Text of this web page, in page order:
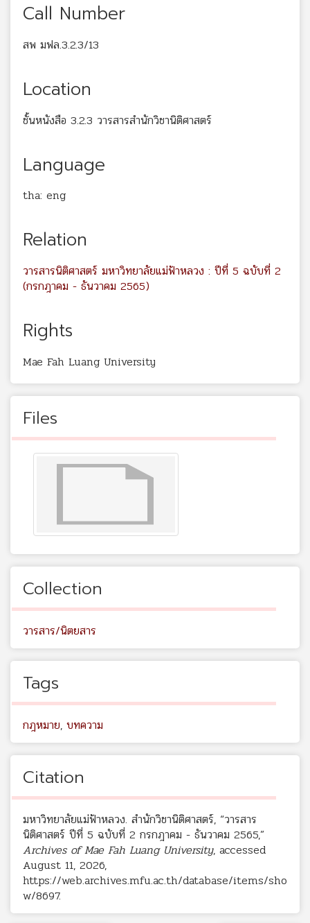
Call Number
สพ มฟล.3.2.3/13
Location
ชั้นหนังสือ 3.2.3 วารสารสำนักวิชานิติศาสตร์
Language
tha: eng
Relation
วารสารนิติศาสตร์ มหาวิทยาลัยแม่ฟ้าหลวง : ปีที่ 5 ฉบับที่ 2
(กรกฎาคม - ธันวาคม 2565)
Rights
Mae Fah Luang University
Files
Collection
วารสาร/นิตยสาร
Tags
กฎหมาย, บทความ
Citation
มหาวิทยาลัยแม่ฟ้าหลวง. สำนักวิชานิติศาสตร์, “วารสาร
นิติศาสตร์ ปีที่ 5 ฉบับที่ 2 กรกฎาคม - ธันวาคม 2565,”
Archives of Mae Fah Luang University, accessed
August 11, 2026,
https://web.archives.mfu.ac.th/database/items/sho
w/8697.